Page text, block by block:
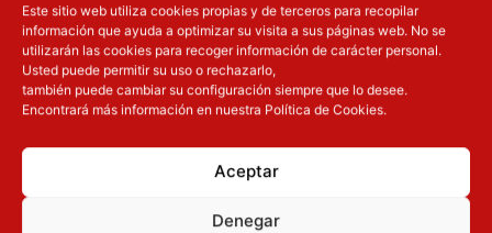
Este sitio web utiliza cookies propias y de terceros para recopilar
información que ayuda a optimizar su visita a sus páginas web. No se
utilizarán las cookies para recoger información de carácter personal.
Usted puede permitir su uso o rechazarlo,
también puede cambiar su configuración siempre que lo desee.
Encontrará más información en nuestra Política de Cookies.
Aceptar
Denegar
Añadir a la
cesta
Añadir a
la cesta